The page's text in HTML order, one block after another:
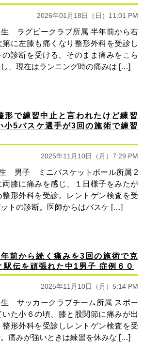
2026年01月18日（日）11:01 PM
ラグビークラブ所属 半年前から右
に左膝も痛くなり整形外科を受診し
診断を受ける。そのまま痛みをこら
、現在はランニング時の痛みは […]
で練習中止と言われたけど練習
小5バスケ選手が3回の施術で練習
2025年11月10日（月）7:29 PM
生 男子 ミニバスケットボール所属 2
両膝に痛みを感じ、１日様子をみたが
形外科を受診。レントゲン検査を受
トの診断。医師からはバスケ […]
前から続く痛みを3回の施術で克
駅伝を頑張れた中1男子 症例６０
2025年11月10日（月）5:14 PM
サッカークラブチーム所属 スポー
た小６の頃、膝と股関節に痛みが出
整形外科を受診しレントゲン検査を受
痛みが強いときは練習を休みな […]